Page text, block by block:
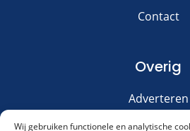
Wij gebruiken functionele en analytische
Contact
Overig
Adverteren
Disclaimer